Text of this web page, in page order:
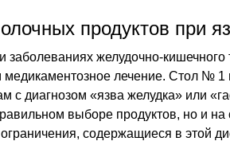
продуктов при
заболеваниях желудочно-кишечного
лечение. Стол №
с диагнозом «язва желудка» или
выборе продуктов, но и на
содержащиеся в этой